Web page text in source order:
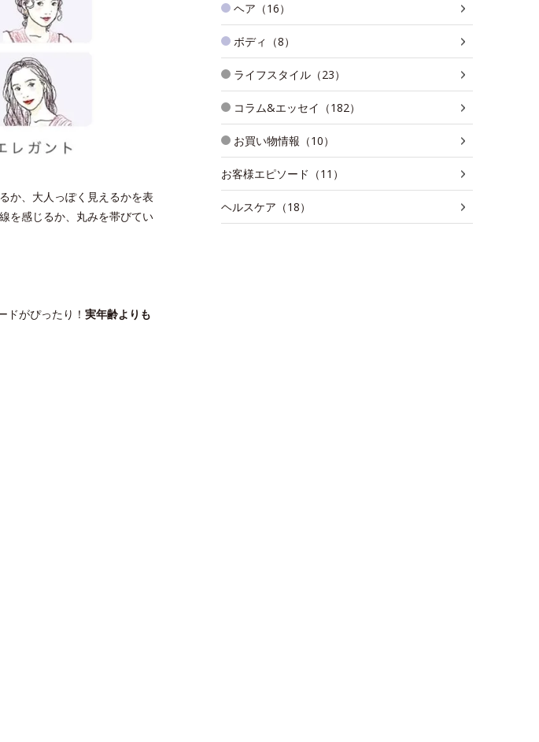
か、大人っぽく見えるかを表
を感じるか、丸みを帯びてい
がぴったり！ 実年齢よりも
ヘア（16）
ボディ（8）
ライフスタイル（23）
コラム&エッセイ（182）
お買い物情報（10）
お客様エピソード（11）
ヘルスケア（18）